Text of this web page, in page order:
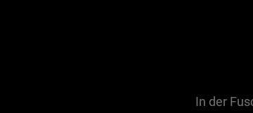
In der